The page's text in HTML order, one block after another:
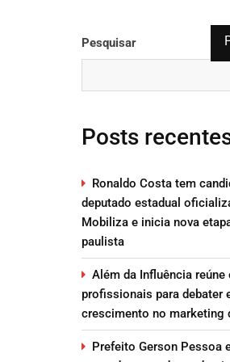
Pesquisar
Posts
Ronaldo Costa tem
deputado estadual
Mobiliza e inicia nova
paulista
Além da Influência reúne
profissionais para debater
crescimento no marketing
Prefeito Gerson Pessoa